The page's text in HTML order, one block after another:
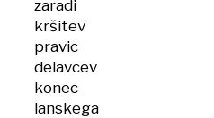
zaradi
kršitev
pravic
delavcev
konec
lanskega